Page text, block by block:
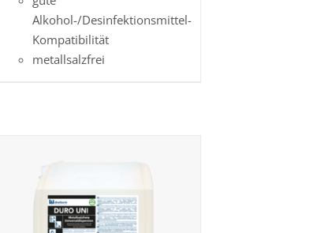
Alkohol-/Desinfektionsmittel-
Kompatibilität
metallsalzfrei